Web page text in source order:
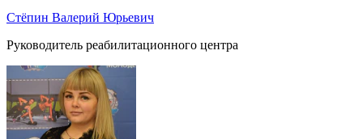
Стёпин Валерий Юрьевич
Руководитель реабилитационного центра